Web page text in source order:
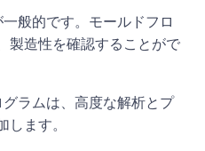
般的です。モールドフロ
製造性を確認することがで
ラムは、高度な解析とプ
します。